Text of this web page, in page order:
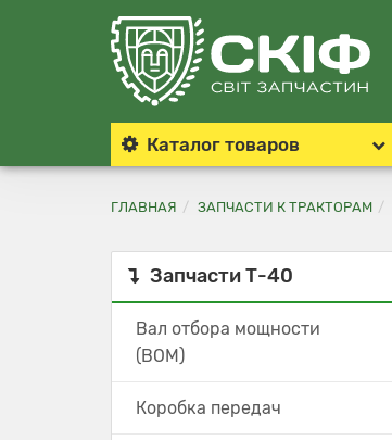
Каталог товаров
ГЛАВНАЯ ЗАПЧАСТИ К ТРАКТОРАМ
Запчасти Т-40
Вал отбора мощности
(ВОМ)
Коробка передач